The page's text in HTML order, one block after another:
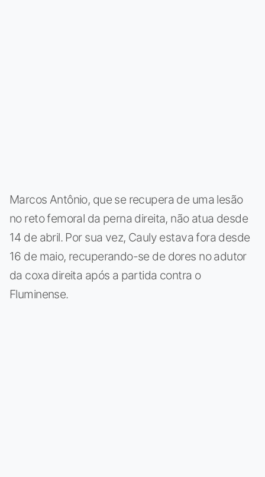
Marcos Antônio, que se recupera de uma lesão
no reto femoral da perna direita, não atua desde
14 de abril. Por sua vez, Cauly estava fora desde
16 de maio, recuperando-se de dores no adutor
da coxa direita após a partida contra o
Fluminense.